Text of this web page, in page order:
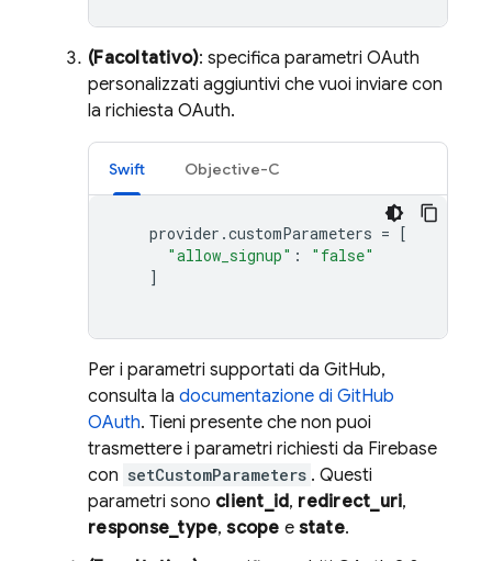
(Facoltativo): specifica parametri OAuth
personalizzati aggiuntivi che vuoi inviare con
la richiesta OAuth.
Swift Objective-C
provider .customParameters = [
"allow_signup" :
"false"
]
Per i parametri supportati da GitHub,
consulta la documentazione di GitHub
OAuth. Tieni presente che non puoi
trasmettere i parametri richiesti da Firebase
con setCustomParameters . Questi
parametri sono client_id, redirect_uri,
response_type,scope e state.